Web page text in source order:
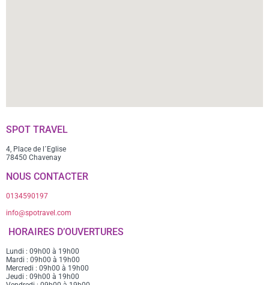
SPOT TRAVEL
4, Place de l´Eglise
78450 Chavenay
NOUS CONTACTER
0134590197
info@spotravel.com
HORAIRES D’OUVERTURES
Lundi : 09h00 à 19h00
Mardi : 09h00 à 19h00
Mercredi : 09h00 à 19h00
Jeudi : 09h00 à 19h00